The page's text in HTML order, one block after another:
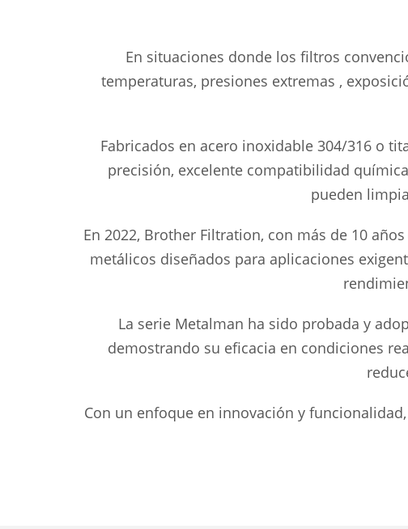
En situaciones donde los filtros
temperaturas, presiones extremas ,
Fabricados en acero inoxidable 304/316 o
precisión, excelente compatibilidad
pueden
En 2022, Brother Filtration, con más de 10
metálicos diseñados para aplicaciones
La serie Metalman ha sido probada y
demostrando su eficacia en condiciones
Con un enfoque en innovación y